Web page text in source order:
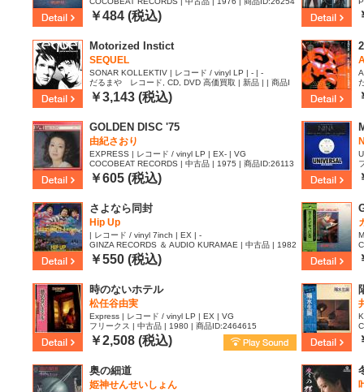
41
￥484 (税込)
Motorized Instict
SEQUEL
SONAR KOLLEKTIV | レコード / vinyl LP | - | -
だるまや レコード, CD, DVD 高価買取 | 新品 | | 商品I
D:2619218
￥3,143 (税込)
GOLDEN DISC '75
由紀さおり
EXPRESS | レコード / vinyl LP | EX- | VG
COCOBEAT RECORDS | 中古品 | 1975 | 商品ID:26113
17
￥605 (税込)
さよなら同封
Hip Up
| レコード / vinyl 7inch | EX | -
GINZA RECORDS ＆ AUDIO KURAMAE | 中古品 | 1982
| 商品ID:2585402
￥550 (税込)
時のないホテル
松任谷由実
Express | レコード / vinyl LP | EX | VG
フリークス | 中古品 | 1980 | 商品ID:2464615
￥2,508 (税込)
奥の細道
姫神せんせいしょん